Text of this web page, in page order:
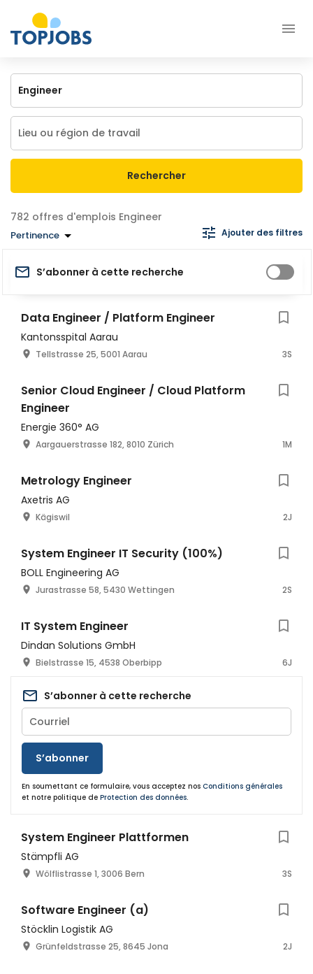
Rechercher
offres d'emplois Engineer
Pertinence Ajouter des filtres
S’abonner à cette recherche
Data Engineer / Platform Engineer
Kantonsspital Aarau
Tellstrasse 25, 5001 Aarau 3S
Senior Cloud Engineer / Cloud Platform
Engineer
Energie 360° AG
Aargauerstrasse 182, 8010 Zürich 1M
Metrology Engineer
Axetris AG
Kägiswil 2J
System Engineer IT Security (100%)
BOLL Engineering AG
Jurastrasse 58, 5430 Wettingen 2S
IT System Engineer
Dindan Solutions GmbH
Bielstrasse 15, 4538 Oberbipp 6J
S’abonner à cette recherche
S’abonner
En soumettant ce formulaire, vous acceptez nos Conditions générales
et notre politique de Protection des données.
System Engineer Plattformen
Stämpfli AG
Wölflistrasse 1, 3006 Bern 3S
Software Engineer (a)
Stöcklin Logistik AG
Grünfeldstrasse 25, 8645 Jona 2J